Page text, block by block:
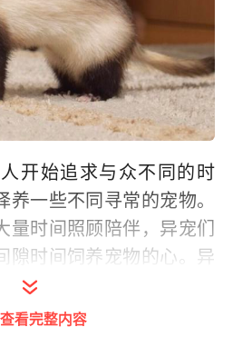
开始追求与众不同的时
一些不同寻常的宠物。
量时间照顾陪伴，异宠们
隙时间饲养宠物的心。异
，它们具有独特的外貌和
多年轻人的喜爱。
看完整内容